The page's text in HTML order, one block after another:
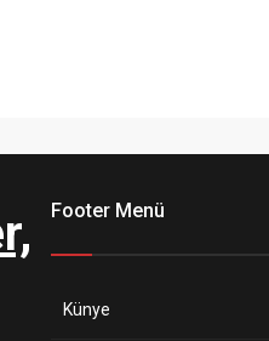
Footer Menü
Künye